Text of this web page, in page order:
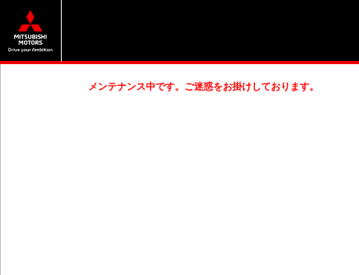
メンテナンス中です。ご迷惑をお掛けしております。